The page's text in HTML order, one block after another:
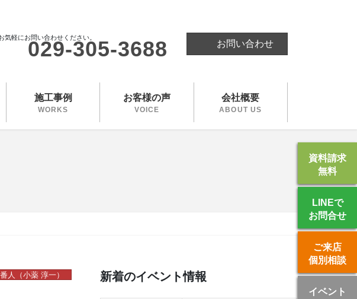
気軽にお問い合わせください。
029-305-3688 お問い合わせ
施工事例
WORKS
お客様の声
VOICE
会社概要
ABOUT US
人（小薬 淳一） 新着のイベント情報
資料請求
無料
LINEで
お問合せ
ご来店
個別相談
イベント